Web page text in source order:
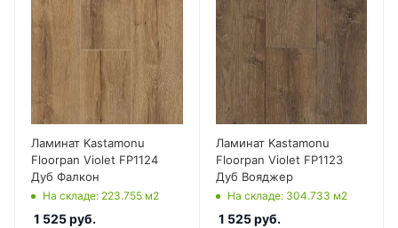
Ламинат Kastamonu
Floorpan Violet FP1124
Дуб Фалкон
На складе: 223.755 м2
1 525руб.
Ламинат Kastamonu
Floorpan Violet FP1123
Дуб Вояджер
На складе: 304.733 м2
1 525руб.